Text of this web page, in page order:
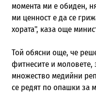
момента ми е обиден,
ми ценност е да се
хората", каза още
Той обясни още, че
фитнесите и моловете,
множество медийни
се редят по опашки за